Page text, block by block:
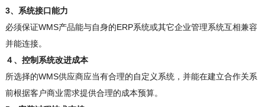
3、系统接口能力
必须保证WMS产品能与自身的ERP系统或其它企业管理系统互相兼容
并能连接。
４、控制系统改进成本
所选择的WMS供应商应当有合理的自定义系统，并能在建立合作关系
前根据客户商业需求提供合理的成本预算。